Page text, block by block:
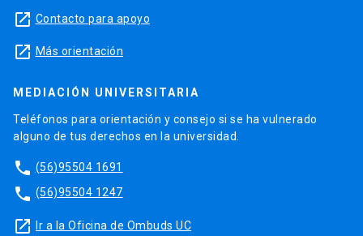
launch Contacto para apoyo
launch Más orientación
MEDIACIÓN UNIVERSITARIA
Teléfonos para orientación y consejo si se ha vulnerado
alguno de tus derechos en la universidad.
phone (56)95504 1691
phone (56)95504 1247
launch Ir a la Oficina de Ombuds UC